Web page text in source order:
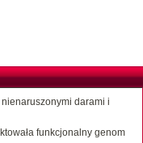
darami i
funkcjonalny genom